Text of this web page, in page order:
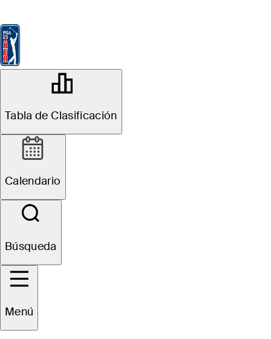
Tabla de Clasificación
Calendario
Búsqueda
Menú
Grant Thornton Invitational
Sitio Web